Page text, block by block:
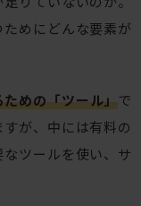
めにどんな要素が
めの「ツール」で
が、中には有料の
ツールを使い、サ